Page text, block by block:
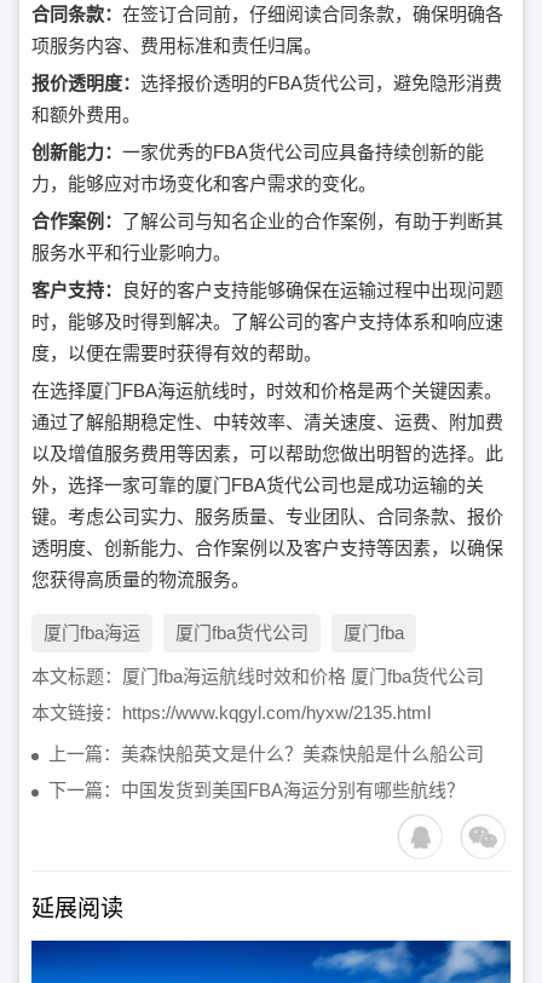
合同条款： 在签订合同前，仔细阅读合同条款，确保明确各
项服务内容、费用标准和责任归属。
报价透明度： 选择报价透明的FBA货代公司，避免隐形消费
和额外费用。
创新能力： 一家优秀的FBA货代公司应具备持续创新的能
力，能够应对市场变化和客户需求的变化。
合作案例： 了解公司与知名企业的合作案例，有助于判断其
服务水平和行业影响力。
客户支持：
良好的客户支持能够确保在运输过程中出现问题
时，能够及时得到解决。了解公司的客户支持体系和响应速
度，以便在需要时获得有效的帮助。
在选择厦门FBA海运航线时，时效和价格是两个关键因素。
通过了解船期稳定性、中转效率、清关速度、运费、附加费
以及增值服务费用等因素，可以帮助您做出明智的选择。此
外，选择一家可靠的厦门FBA货代公司也是成功运输的关
键。考虑公司实力、服务质量、专业团队、合同条款、报价
透明度、创新能力、合作案例以及客户支持等因素，以确保
您获得高质量的物流服务。
厦门fba海运 厦门fba货代公司 厦门fba
本文标题： 厦门fba海运航线时效和价格 厦门fba货代公司
本文链接： https://www.kqgyl.com/hyxw/2135.html
上一篇：美森快船英文是什么？美森快船是什么船公司
下一篇：中国发货到美国FBA海运分别有哪些航线？
延展阅读